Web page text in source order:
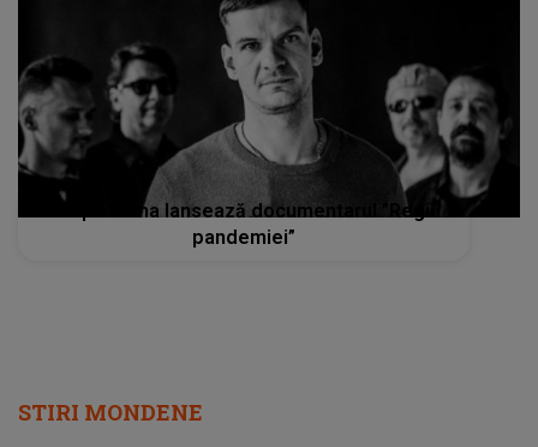
Trupa Vama lansează documentarul ”Regii
pandemiei”
STIRI MONDENE